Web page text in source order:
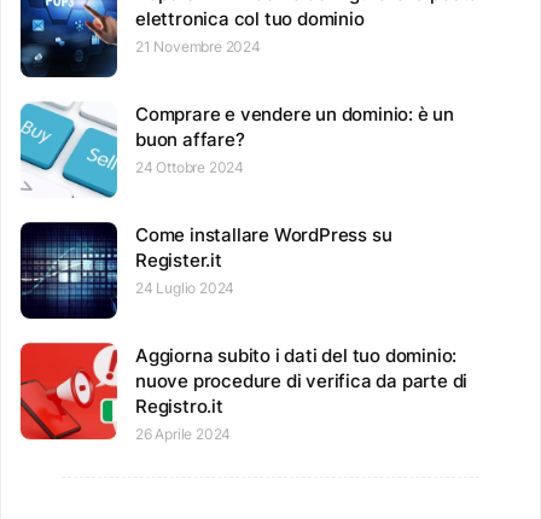
elettronica col tuo dominio
21 Novembre 2024
Comprare e vendere un dominio: è un
buon affare?
24 Ottobre 2024
Come installare WordPress su
Register.it
24 Luglio 2024
Aggiorna subito i dati del tuo dominio:
nuove procedure di verifica da parte di
Registro.it
26 Aprile 2024